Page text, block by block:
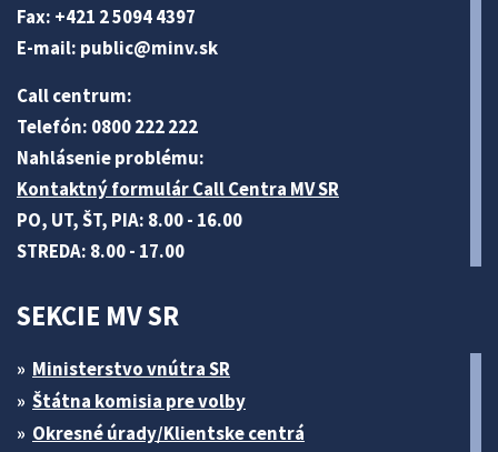
Fax: +421 2 5094 4397
E-mail: public@minv.sk
Call centrum:
Telefón: 0800 222 222
Nahlásenie problému:
Kontaktný formulár Call Centra MV SR
PO, UT, ŠT, PIA: 8.00 - 16.00
STREDA: 8.00 - 17.00
SEKCIE MV SR
Ministerstvo vnútra SR
Štátna komisia pre volby
Okresné úrady/Klientske centrá